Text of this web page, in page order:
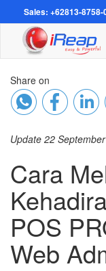
Sales: +62813-8758-
Share on
Update 22
Cara
POS
Web